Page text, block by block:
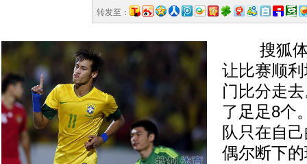
转发至：
搜狐体
让比赛顺
门比分走
了足足8个
队只在自
偶尔断下